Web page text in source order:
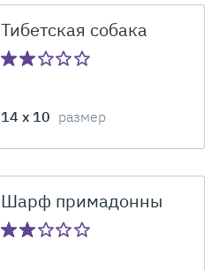
Тибетская собака
14 x 10 размер
Шарф примадонны